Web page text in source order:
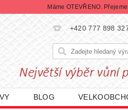
Máme OTEVŘENO.
+420 777 898
BLOG